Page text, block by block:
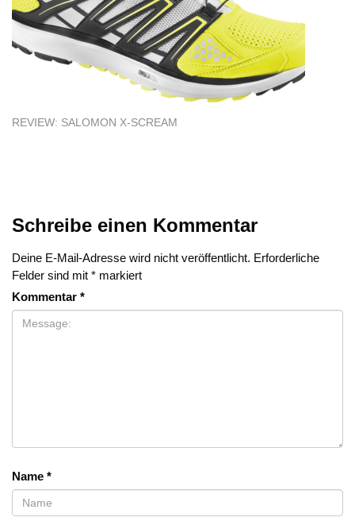
REVIEW: SALOMON X-SCREAM
Schreibe einen Kommentar
Deine E-Mail-Adresse wird nicht veröffentlicht. Erforderliche
Felder sind mit * markiert
Kommentar *
Name *